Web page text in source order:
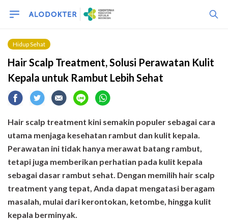
Hidup Sehat
Hair Scalp Treatment, Solusi Perawatan Kulit
Kepala untuk Rambut Lebih Sehat
Hair scalp treatment kini semakin populer sebagai cara
utama menjaga kesehatan rambut dan kulit kepala.
Perawatan ini tidak hanya merawat batang rambut,
tetapi juga memberikan perhatian pada kulit kepala
sebagai dasar rambut sehat. Dengan memilih hair scalp
treatment yang tepat, Anda dapat mengatasi beragam
masalah, mulai dari kerontokan, ketombe, hingga kulit
kepala berminyak.